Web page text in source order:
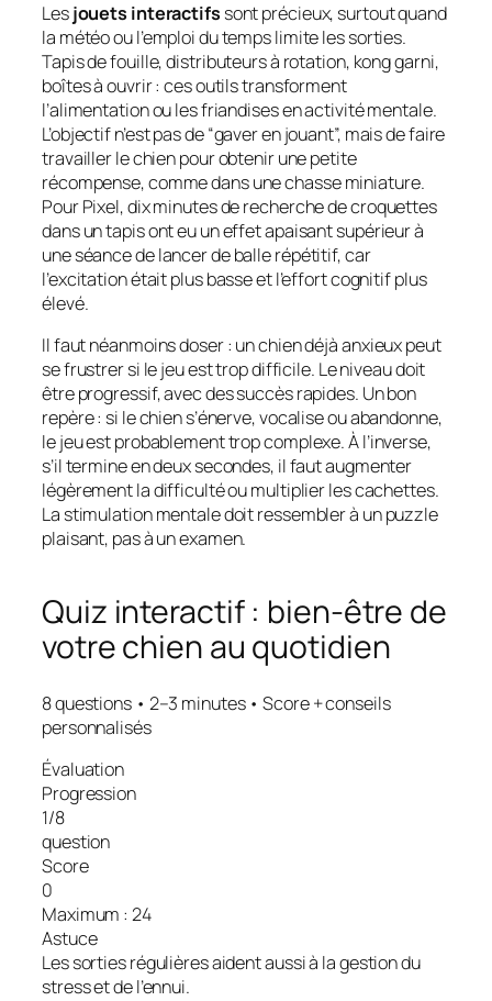
Lesjouets interactifs sont précieux, surtout quand
la météo ou l’emploi du temps limite les sorties.
Tapis de fouille, distributeurs à rotation, kong garni,
boîtes à ouvrir : ces outils transforment
l’alimentation ou les friandises en activité mentale.
L’objectif n’est pas de “gaver en jouant”, mais de faire
travailler le chien pour obtenir une petite
récompense, comme dans une chasse miniature.
Pour Pixel, dix minutes de recherche de croquettes
dans un tapis ont eu un effet apaisant supérieur à
une séance de lancer de balle répétitif, car
l’excitation était plus basse et l’effort cognitif plus
élevé.
Il faut néanmoins doser : un chien déjà anxieux peut
se frustrer si le jeu est trop difficile. Le niveau doit
être progressif, avec des succès rapides. Un bon
repère : si le chien s’énerve, vocalise ou abandonne,
le jeu est probablement trop complexe. À l’inverse,
s’il termine en deux secondes, il faut augmenter
légèrement la difficulté ou multiplier les cachettes.
La stimulation mentale doit ressembler à un puzzle
plaisant, pas à un examen.
Quiz interactif : bien-être de
votre chien au quotidien
8 questions • 2–3 minutes • Score + conseils
personnalisés
Évaluation
Progression
1/8
question
Score
0
Maximum :24
Astuce
Les sorties régulières aident aussi à la gestion du
stress et de l’ennui.